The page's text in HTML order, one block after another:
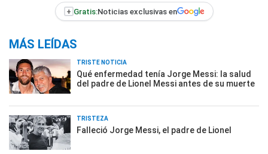
+ Gratis:Noticias exclusivas en
MÁS LEÍDAS
TRISTE NOTICIA
Qué enfermedad tenía Jorge Messi: la salud
del padre de Lionel Messi antes de su muerte
TRISTEZA
Falleció Jorge Messi, el padre de Lionel